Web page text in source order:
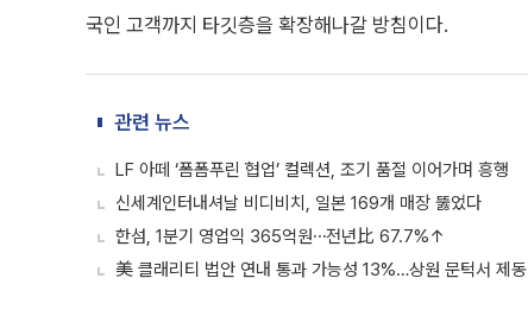
국인 고객까지 타깃층을 확장해나갈 방침이다.
관련 뉴스
LF 아떼 ‘폼폼푸린 협업’ 컬렉션, 조기 품절 이어가며 흥행
신세계인터내셔날 비디비치, 일본 169개 매장 뚫었다
한섬, 1분기 영업익 365억원⋯전년比 67.7%↑
美 클래리티 법안 연내 통과 가능성 13%…상원 문턱서 제동